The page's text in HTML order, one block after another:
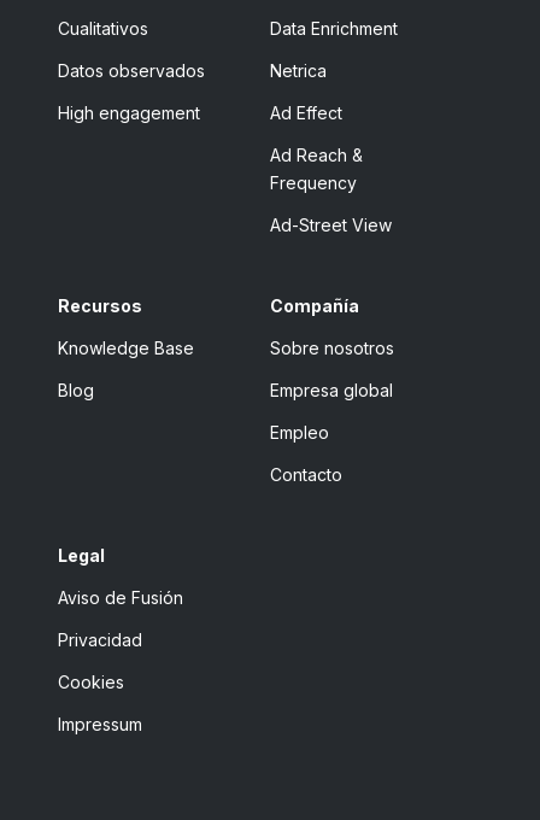
Cualitativos
Datos observados
High engagement
Data Enrichment
Netrica
Ad Effect
Ad Reach &
Frequency
Ad-Street View
Recursos
Knowledge Base
Blog
Compañía
Sobre nosotros
Empresa global
Empleo
Contacto
Legal
Aviso de Fusión
Privacidad
Cookies
Impressum